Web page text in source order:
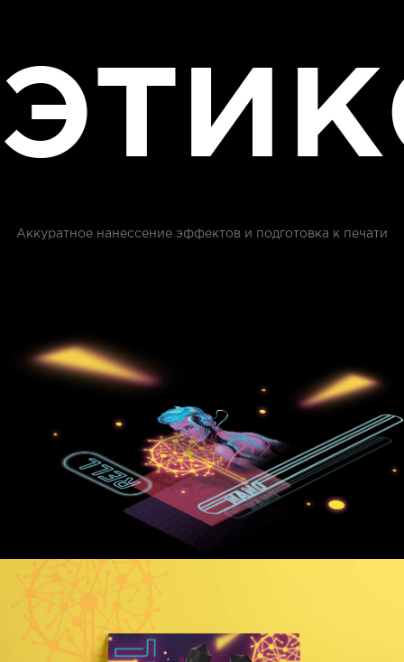
Аккуратное нанессение эффектов и подготовка к печати